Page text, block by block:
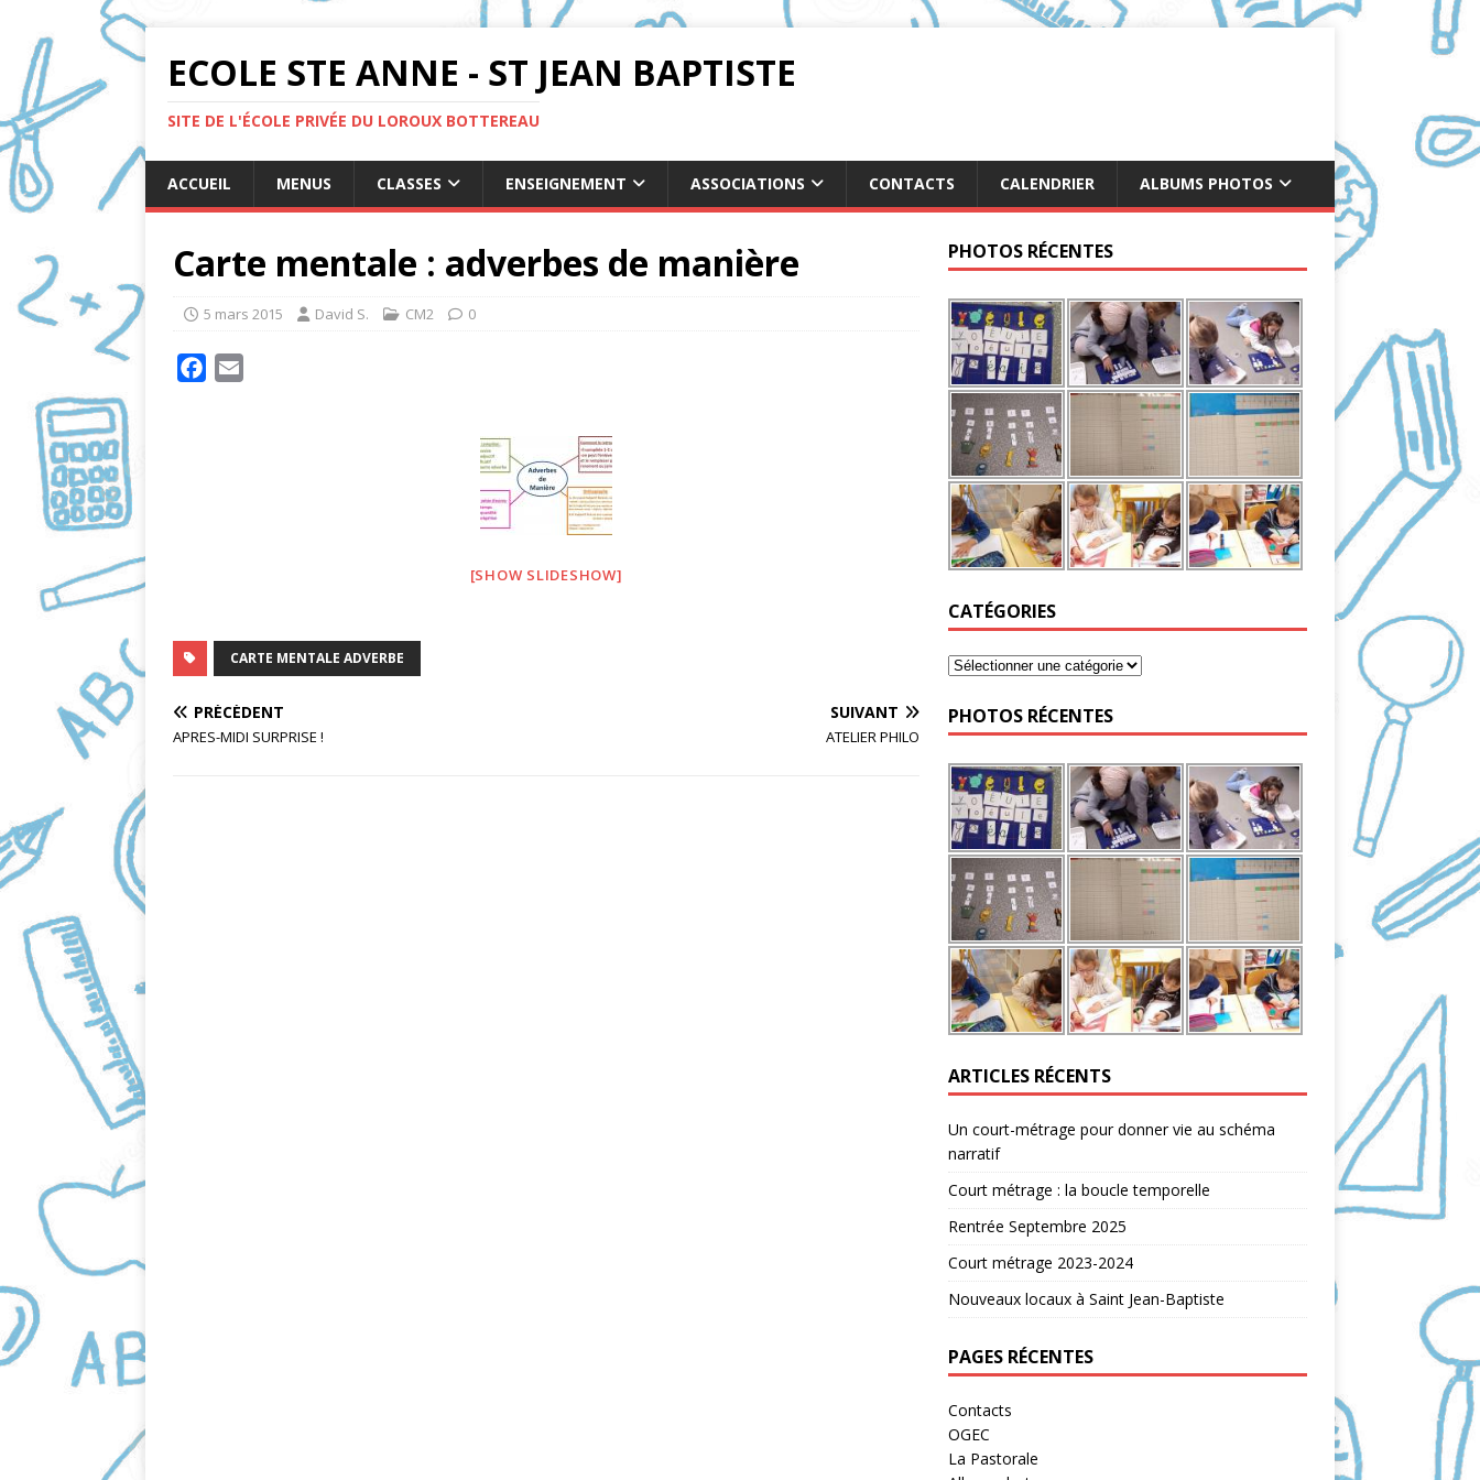
ECOLE STE ANNE - ST JEAN BAPTISTE
SITE DE L'ÉCOLE PRIVÉE DU LOROUX BOTTEREAU
ACCUEIL MENUS CLASSES ENSEIGNEMENT ASSOCIATIONS CONTACTS CALENDRIER ALBUMS PHOTOS
Carte mentale : adverbes de manière
5 mars 2015 David S. CM2 0
[SHOW SLIDESHOW]
CARTE MENTALE ADVERBE
PRÉCÉDENT
APRES-MIDI SURPRISE !
SUIVANT
ATELIER PHILO
PHOTOS RÉCENTES
CATÉGORIES
PHOTOS RÉCENTES
ARTICLES RÉCENTS
Un court-métrage pour donner vie au schéma
narratif
Court métrage : la boucle temporelle
Rentrée Septembre 2025
Court métrage 2023-2024
Nouveaux locaux à Saint Jean-Baptiste
PAGES RÉCENTES
Contacts
OGEC
La Pastorale